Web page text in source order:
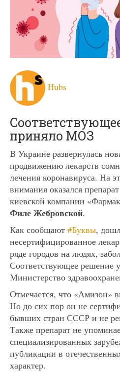
Hubs
приняло МОЗ
В Украине развернулась
продвижению лекарств
лечения коронавируса. На
внимания оказался
киевской компании
Филе Жебровской.
Как сообщают #Буквы,
несертифицированное
ряде городов на людях,
Соответствующее решение
Министерство
Отмечается, что «Амизон»
Но до сих пор он не
бывших стран СССР и не
Также препарат не
специализированных
публикации в
характер.